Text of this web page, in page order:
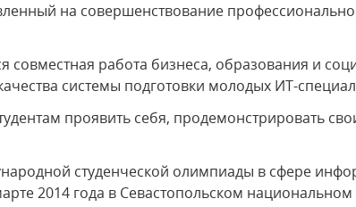
на совершенствование
совместная работа бизнеса, образования и
системы подготовки молодых ИТ-
проявить себя, продемонстрировать
студенческой олимпиады в сфере
2014 года в Севастопольском национальном